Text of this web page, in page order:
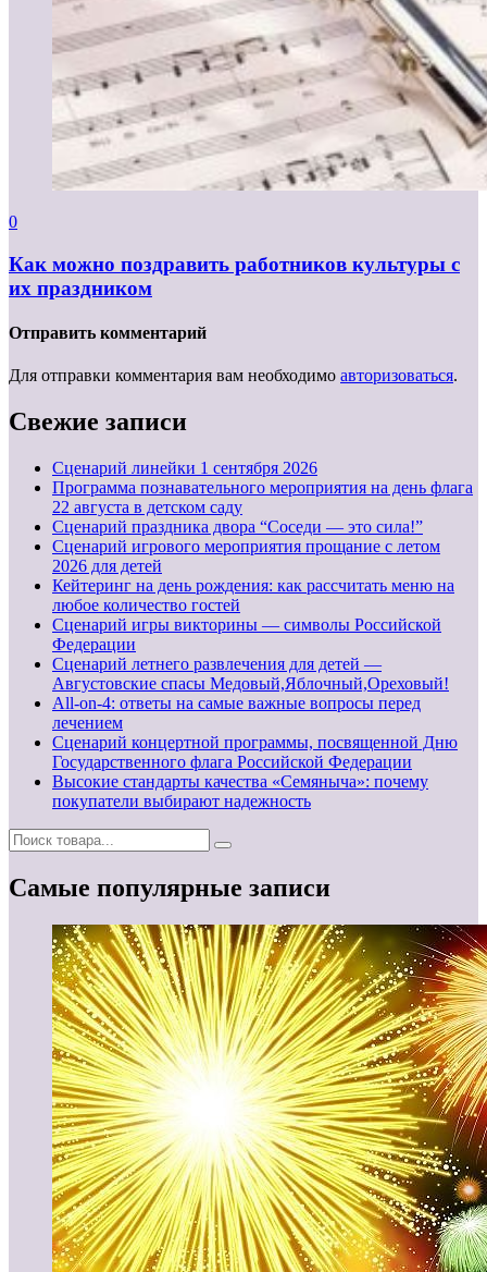
0
Как можно поздравить работников культуры с
их праздником
Отправить комментарий
Для отправки комментария вам необходимо авторизоваться.
Свежие записи
Cценарий линейки 1 сентября 2026
Программа познавательного мероприятия на день флага
22 августа в детском саду
Сценарий праздника двора “Соседи — это сила!”
Сценарий игрового мероприятия прощание с летом
2026 для детей
Кейтеринг на день рождения: как рассчитать меню на
любое количество гостей
Сценарий игры викторины — символы Российской
Федерации
Сценарий летнего развлечения для детей —
Августовские спасы Медовый,Яблочный,Ореховый!
All-on-4: ответы на самые важные вопросы перед
лечением
Сценарий концертной программы, посвященной Дню
Государственного флага Российской Федерации
Высокие стандарты качества «Семяныча»: почему
покупатели выбирают надежность
Самые популярные записи